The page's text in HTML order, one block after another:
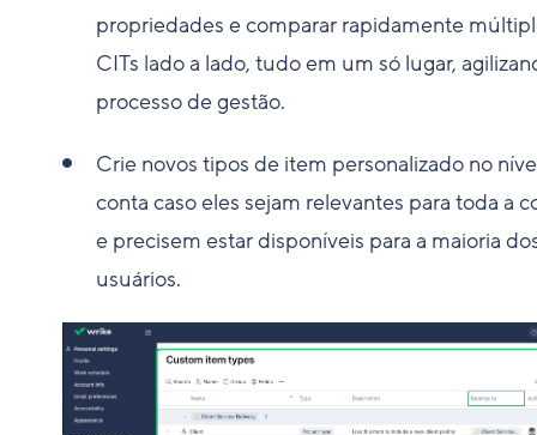
propriedades e comparar rapidamente
CITs lado a lado, tudo em um só lugar,
processo de gestão.
Crie novos tipos de item personalizado no
conta caso eles sejam relevantes para toda a
e precisem estar disponíveis para a maioria
usuários.